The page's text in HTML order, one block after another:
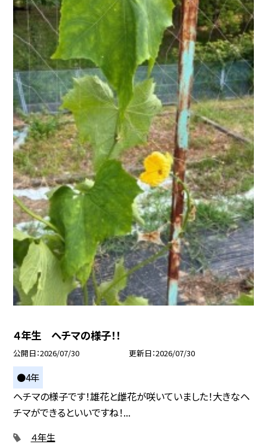
４年生 ヘチマの様子！！
公開日 2026/07/30 更新日 2026/07/30
●4年
ヘチマの様子です！雄花と雌花が咲いていました！大きなヘ
チマができるといいですね！...
４年生